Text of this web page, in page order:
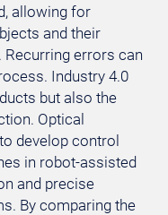
allowing for
and their
errors can
Industry 4.0
but also the
Optical
develop control
in robot-assisted
and precise
By comparing the